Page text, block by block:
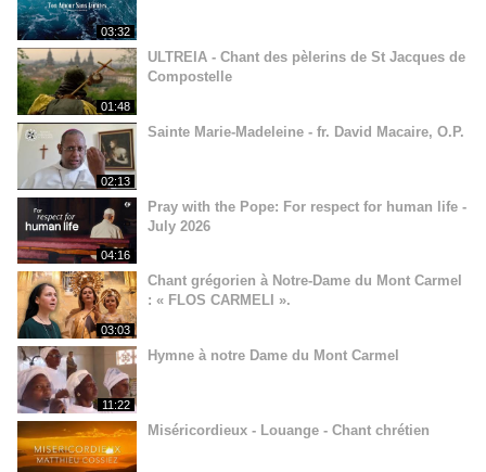
03:32
01:48
ULTREIA - Chant des pèlerins de St Jacques de
Compostelle
02:13
Sainte Marie-Madeleine - fr. David Macaire, O.P.
04:16
Pray with the Pope: For respect for human life -
July 2026
03:03
Chant grégorien à Notre-Dame du Mont Carmel
: « FLOS CARMELI ».
11:22
Hymne à notre Dame du Mont Carmel
Miséricordieux - Louange - Chant chrétien